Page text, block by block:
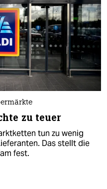
zu teuer
tun zu wenig
Das stellt die
fest.